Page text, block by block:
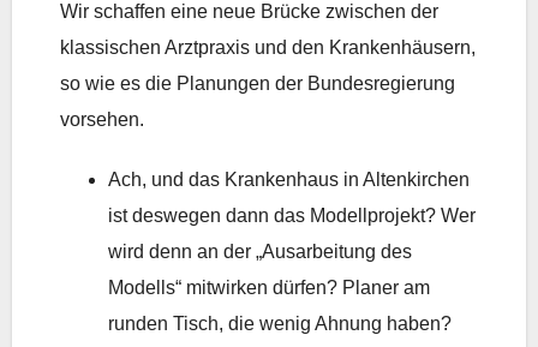
Wir schaffen eine neue Brücke zwischen der
klassischen Arztpraxis und den Krankenhäusern,
so wie es die Planungen der Bundesregierung
vorsehen.
Ach, und das Krankenhaus in Altenkirchen
ist deswegen dann das Modellprojekt? Wer
wird denn an der „Ausarbeitung des
Modells“ mitwirken dürfen? Planer am
runden Tisch, die wenig Ahnung haben?